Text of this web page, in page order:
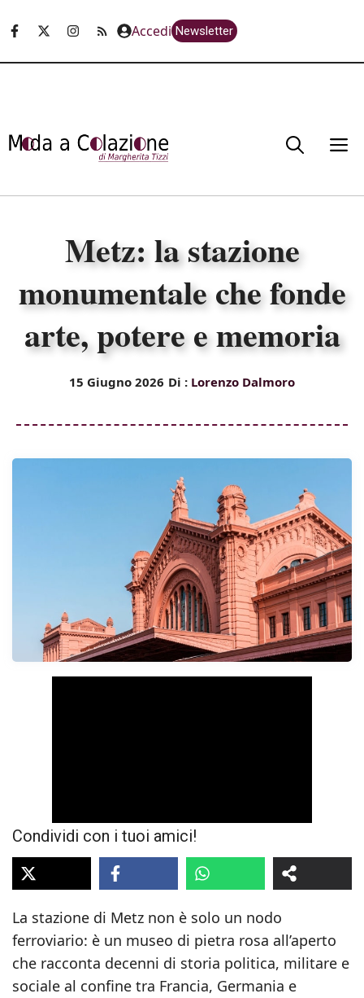
Accedi Newsletter
Metz: la stazione
monumentale che fonde
arte, potere e memoria
15 Giugno 2026 Di : Lorenzo Dalmoro
Condividi con i tuoi amici!
La stazione di Metz non è solo un nodo
ferroviario: è un museo di pietra rosa all’aperto
che racconta decenni di storia politica, militare e
sociale al confine tra Francia, Germania e